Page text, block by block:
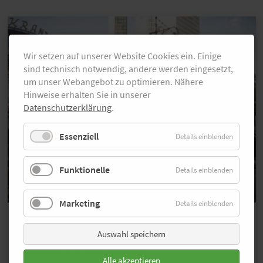
Bildergalerie
Über 300 Fotos von der adidas
Runners City Night
Wir setzen auf unserer Website Cookies ein. Einige
sind technisch notwendig, andere werden eingesetzt,
um unser Webangebot zu optimieren. Nähere
Hinweise erhalten Sie in unserer
Datenschutzerklärung.
Essenziell Details einblenden
Funktionelle Details einblenden
Marketing Details einblenden
Auswahl speichern
Alle akzeptieren